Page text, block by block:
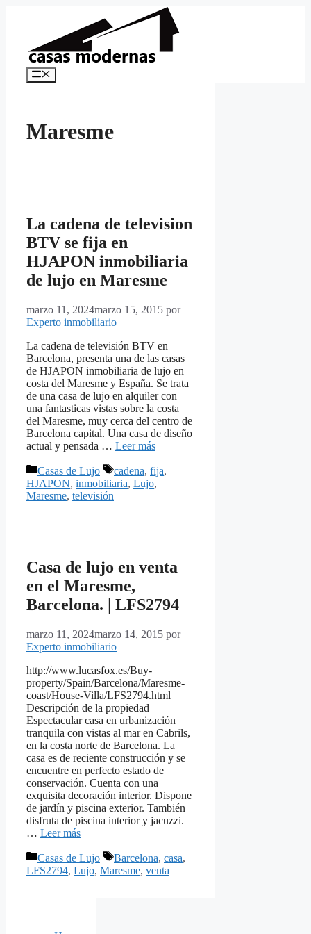
Menú
Maresme
La cadena de television
BTV se fija en
HJAPON inmobiliaria
de lujo en Maresme
marzo 11, 2024marzo 15, 2015 por
Experto inmobiliario
La cadena de televisión BTV en
Barcelona, presenta una de las casas
de HJAPON inmobiliaria de lujo en
costa del Maresme y España. Se trata
de una casa de lujo en alquiler con
una fantasticas vistas sobre la costa
del Maresme, muy cerca del centro de
Barcelona capital. Una casa de diseño
actual y pensada … Leer más
Categorías
Casas de Lujo Etiquetas
cadena, fija,
HJAPON, inmobiliaria, Lujo,
Maresme, televisión
Casa de lujo en venta
en el Maresme,
Barcelona. | LFS2794
marzo 11, 2024marzo 14, 2015 por
Experto inmobiliario
http://www.lucasfox.es/Buy-
property/Spain/Barcelona/Maresme-
coast/House-Villa/LFS2794.html
Descripción de la propiedad
Espectacular casa en urbanización
tranquila con vistas al mar en Cabrils,
en la costa norte de Barcelona. La
casa es de reciente construcción y se
encuentre en perfecto estado de
conservación. Cuenta con una
exquisita decoración interior. Dispone
de jardín y piscina exterior. También
disfruta de piscina interior y jacuzzi.
… Leer más
Categorías
Casas de Lujo Etiquetas
Barcelona, casa,
LFS2794, Lujo, Maresme, venta